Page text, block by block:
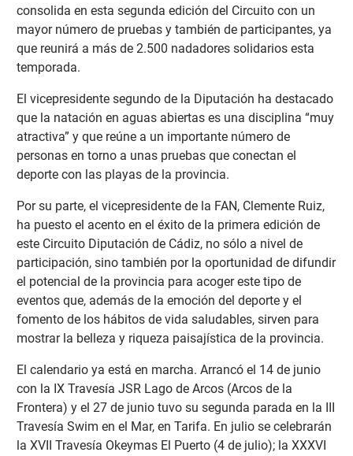
consolida en esta segunda edición del Circuito con un
mayor número de pruebas y también de participantes, ya
que reunirá a más de 2.500 nadadores solidarios esta
temporada.
El vicepresidente segundo de la Diputación ha destacado
que la natación en aguas abiertas es una disciplina “muy
atractiva” y que reúne a un importante número de
personas en torno a unas pruebas que conectan el
deporte con las playas de la provincia.
Por su parte, el vicepresidente de la FAN, Clemente Ruiz,
ha puesto el acento en el éxito de la primera edición de
este Circuito Diputación de Cádiz, no sólo a nivel de
participación, sino también por la oportunidad de difundir
el potencial de la provincia para acoger este tipo de
eventos que, además de la emoción del deporte y el
fomento de los hábitos de vida saludables, sirven para
mostrar la belleza y riqueza paisajística de la provincia.
El calendario ya está en marcha. Arrancó el 14 de junio
con la IX Travesía JSR Lago de Arcos (Arcos de la
Frontera) y el 27 de junio tuvo su segunda parada en la III
Travesía Swim en el Mar, en Tarifa. En julio se celebrarán
la XVII Travesía Okeymas El Puerto (4 de julio); la XXXVI